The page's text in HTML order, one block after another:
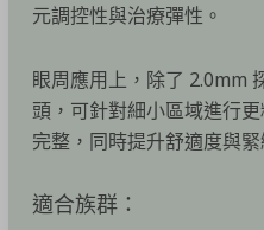
元調控性與治療彈性。
眼周應用上，除了 2.0mm
頭，可針對細小區域進行
完整，同時提升舒適度與緊
適合族群：